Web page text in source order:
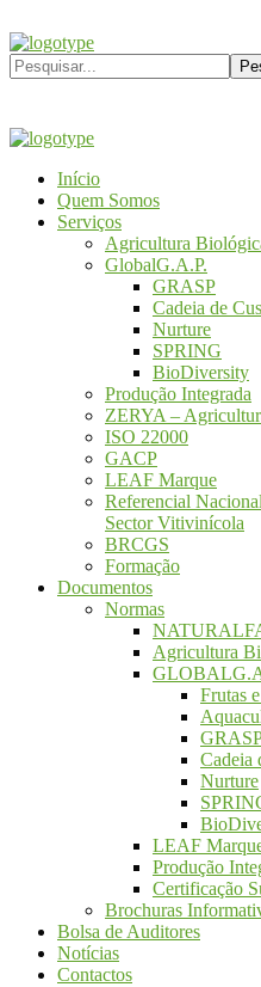
Início
Quem Somos
Serviços
Agricultura
GlobalG.A.P.
GRASP
Cadeia de
Nurture
SPRING
BioDiversity
Produção Integrada
ZERYA –
ISO 22000
GACP
LEAF Marque
Referencial
Sector Vitivinícola
BRCGS
Formação
Documentos
Normas
Agricultura
Frutas
Cadeia
Nurture
LEAF
Produção
Certificação
Brochuras
Bolsa de Auditores
Notícias
Contactos